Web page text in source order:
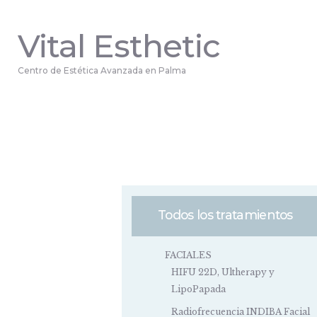
Vital Esthetic
Centro de Estética Avanzada en Palma
Todos los tratamientos
FACIALES
HIFU 22D, Ultherapy y
LipoPapada
Radiofrecuencia INDIBA Facial